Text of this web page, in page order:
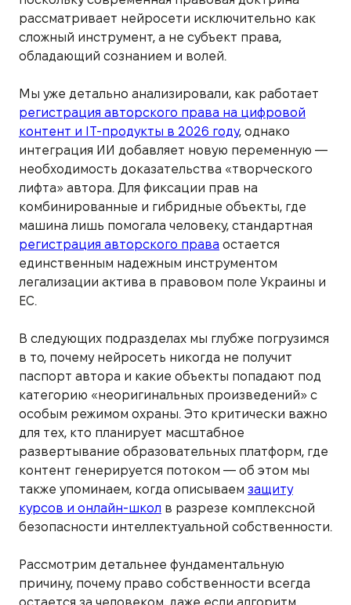
рассматривает нейросети исключительно как
сложный инструмент, а не субъект права,
обладающий сознанием и волей.
Мы уже детально анализировали, как работает
регистрация авторского права на цифровой
контент и IT-продукты в 2026 году, однако
интеграция ИИ добавляет новую переменную —
необходимость доказательства «творческого
лифта» автора. Для фиксации прав на
комбинированные и гибридные объекты, где
машина лишь помогала человеку, стандартная
регистрация авторского права остается
единственным надежным инструментом
легализации актива в правовом поле Украины и
ЕС.
В следующих подразделах мы глубже погрузимся
в то, почему нейросеть никогда не получит
паспорт автора и какие объекты попадают под
категорию «неоригинальных произведений» с
особым режимом охраны. Это критически важно
для тех, кто планирует масштабное
развертывание образовательных платформ, где
контент генерируется потоком — об этом мы
также упоминаем, когда описываем защиту
курсов и онлайн-школ в разрезе комплексной
безопасности интеллектуальной собственности.
Рассмотрим детальнее фундаментальную
причину, почему право собственности всегда
остается за человеком, даже если алгоритм